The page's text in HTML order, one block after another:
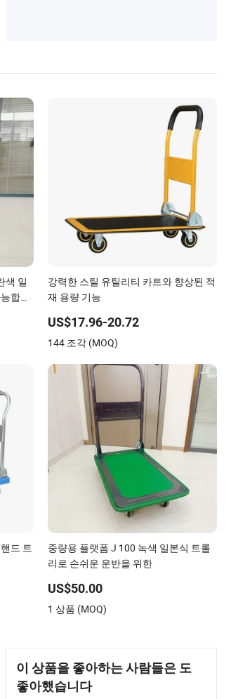
색 일
합니
강력한 스틸 유틸리티 카트와 향상된 적
재 용량 기능
US$17.96-20.72
144 조각 (MOQ)
드 트
중량용 플랫폼 J 100 녹색 일본식 트롤
리로 손쉬운 운반을 위한
US$50.00
1 상품 (MOQ)
이 상품을 좋아하는 사람들은 도
좋아했습니다